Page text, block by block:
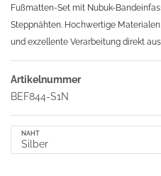
Fußmatten-Set mit Nubuk-
Steppnähten. Hochwertige
und exzellente Verarbeitung direkt
Artikelnummer
BEF844-S1N
NAHT